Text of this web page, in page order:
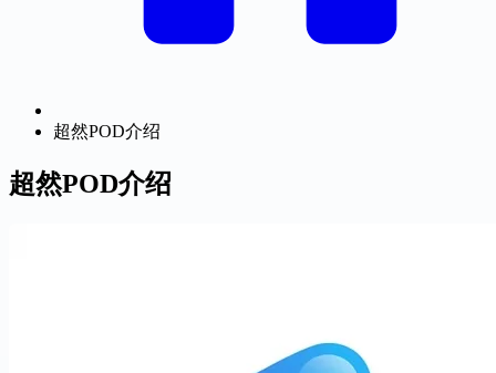
超然POD介绍
超然POD介绍